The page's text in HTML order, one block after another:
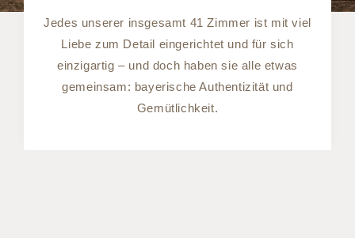
Jedes unserer insgesamt 41 Zimmer ist mit viel
Liebe zum Detail eingerichtet und für sich
einzigartig – und doch haben sie alle etwas
gemeinsam: bayerische Authentizität und
Gemütlichkeit.